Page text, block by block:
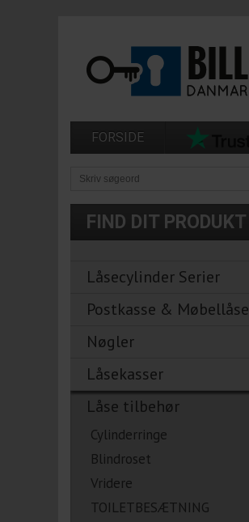
FORSIDE
FIND DIT PRODUKT
Låsecylinder Serier
Postkasse & Møbellåse
Nøgler
Låsekasser
Låse tilbehør
Cylinderringe
Blindroset
Vridere
TOILETBESÆTNING